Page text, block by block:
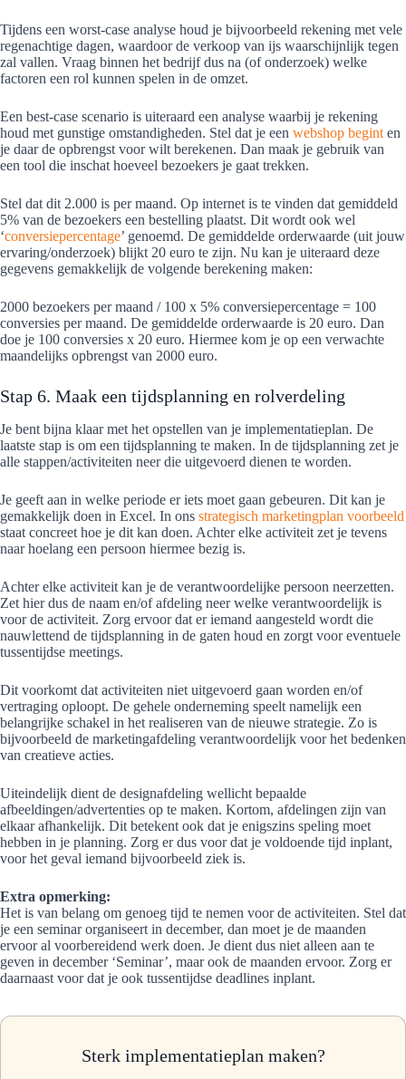
Tijdens een worst-case analyse houd je bijvoorbeeld rekening met vele
regenachtige dagen, waardoor de verkoop van ijs waarschijnlijk tegen
zal vallen. Vraag binnen het bedrijf dus na (of onderzoek) welke
factoren een rol kunnen spelen in de omzet.
Een best-case scenario is uiteraard een analyse waarbij je rekening
houd met gunstige omstandigheden. Stel dat je een webshop begint en
je daar de opbrengst voor wilt berekenen. Dan maak je gebruik van
een tool die inschat hoeveel bezoekers je gaat trekken.
Stel dat dit 2.000 is per maand. Op internet is te vinden dat gemiddeld
5% van de bezoekers een bestelling plaatst. Dit wordt ook wel
‘conversiepercentage’ genoemd. De gemiddelde orderwaarde (uit jouw
ervaring/onderzoek) blijkt 20 euro te zijn. Nu kan je uiteraard deze
gegevens gemakkelijk de volgende berekening maken:
2000 bezoekers per maand / 100 x 5% conversiepercentage = 100
conversies per maand. De gemiddelde orderwaarde is 20 euro. Dan
doe je 100 conversies x 20 euro. Hiermee kom je op een verwachte
maandelijks opbrengst van 2000 euro.
Stap 6. Maak een tijdsplanning en rolverdeling
Je bent bijna klaar met het opstellen van je implementatieplan. De
laatste stap is om een tijdsplanning te maken. In de tijdsplanning zet je
alle stappen/activiteiten neer die uitgevoerd dienen te worden.
Je geeft aan in welke periode er iets moet gaan gebeuren. Dit kan je
gemakkelijk doen in Excel. In ons strategisch marketingplan voorbeeld
staat concreet hoe je dit kan doen. Achter elke activiteit zet je tevens
naar hoelang een persoon hiermee bezig is.
Achter elke activiteit kan je de verantwoordelijke persoon neerzetten.
Zet hier dus de naam en/of afdeling neer welke verantwoordelijk is
voor de activiteit. Zorg ervoor dat er iemand aangesteld wordt die
nauwlettend de tijdsplanning in de gaten houd en zorgt voor eventuele
tussentijdse meetings.
Dit voorkomt dat activiteiten niet uitgevoerd gaan worden en/of
vertraging oploopt. De gehele onderneming speelt namelijk een
belangrijke schakel in het realiseren van de nieuwe strategie. Zo is
bijvoorbeeld de marketingafdeling verantwoordelijk voor het bedenken
van creatieve acties.
Uiteindelijk dient de designafdeling wellicht bepaalde
afbeeldingen/advertenties op te maken. Kortom, afdelingen zijn van
elkaar afhankelijk. Dit betekent ook dat je enigszins speling moet
hebben in je planning. Zorg er dus voor dat je voldoende tijd inplant,
voor het geval iemand bijvoorbeeld ziek is.
Extra opmerking:
Het is van belang om genoeg tijd te nemen voor de activiteiten. Stel dat
je een seminar organiseert in december, dan moet je de maanden
ervoor al voorbereidend werk doen. Je dient dus niet alleen aan te
geven in december ‘Seminar’, maar ook de maanden ervoor. Zorg er
daarnaast voor dat je ook tussentijdse deadlines inplant.
Sterk implementatieplan maken?